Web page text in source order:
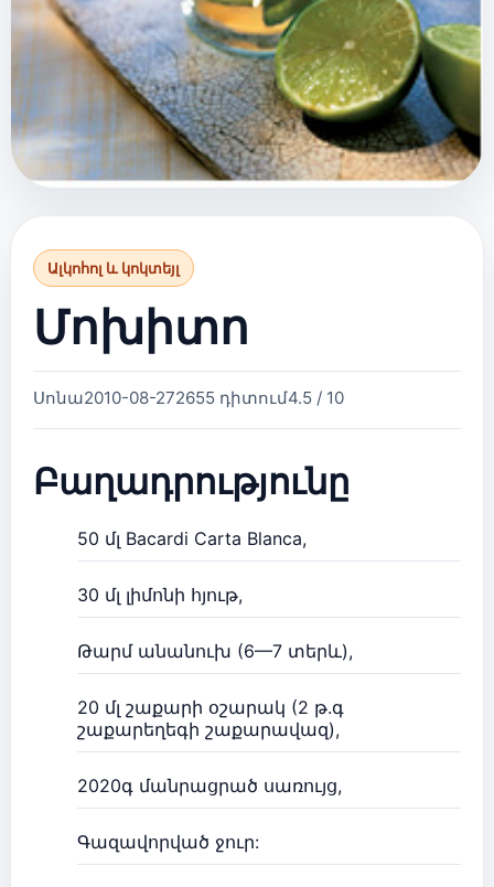
Ալկոհոլ և կոկտեյլ
Մոխիտո
Սոնա2010-08-272655 դիտում4.5 / 10
Բաղադրությունը
50 մլ Bacardi Carta Blanca,
30 մլ լիմոնի հյութ,
Թարմ անանուխ (6—7 տերև),
20 մլ շաքարի օշարակ (2 թ.գ
շաքարեղեգի շաքարավազ),
2020գ մանրացրած սառույց,
Գազավորված ջուր: